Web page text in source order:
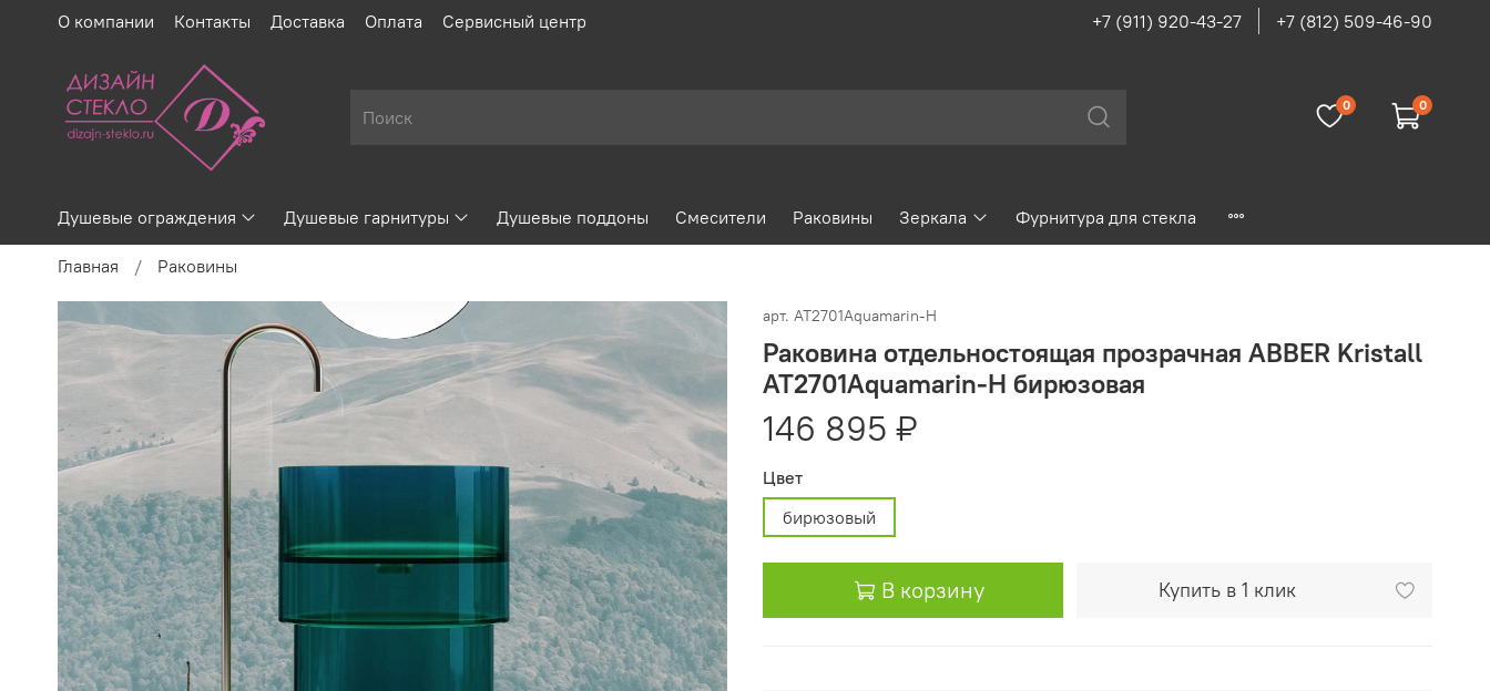
О компании Контакты Доставка Оплата Сервисный центр +7 (911) 920-43-27 +7 (812) 509-46-90
0 0
Душевые ограждения Душевые гарнитуры Душевые поддоны Смесители Раковины Зеркала Фурнитура для стекла
Главная Раковины
арт. AT2701Aquamarin-H
Раковина отдельностоящая прозрачная ABBER Kristall
AT2701Aquamarin-H бирюзовая
146 895 ₽
Цвет
бирюзовый
В корзину Купить в 1 клик